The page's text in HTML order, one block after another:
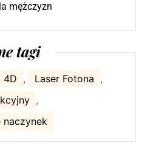
mężczyzn
tagi
4D , Laser Fotona ,
,
naczynek